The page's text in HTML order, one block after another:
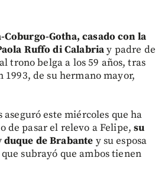
Gotha, casado con la
Ruffo di Calabriay padre de
trono belga a los 59 años, tras
de su hermano mayor,
aseguró este miércoles que ha
de pasar el relevo a Felipe,su
de Brabante y su esposa
subrayó que ambos tienen